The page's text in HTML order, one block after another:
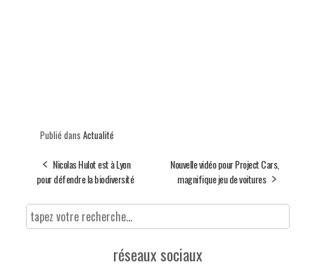
Publié dans Actualité
Nicolas Hulot est à Lyon
pour défendre la biodiversité
Nouvelle vidéo pour Project Cars,
magnifique jeu de voitures
réseaux sociaux